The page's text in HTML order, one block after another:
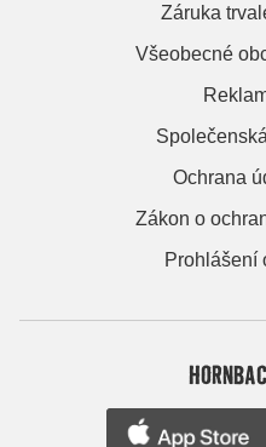
Záruka
Všeobecné
Ochrana
Zákon o
Prohlášení